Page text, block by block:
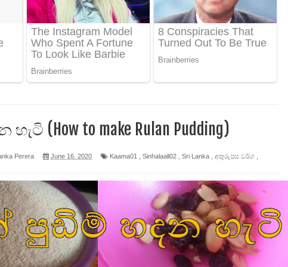
ලියන්න ගීතයේ පද පෙළ
(How to make Rulan Pudding)
Perera June 16, 2020 Kaama01 Sinhalaall02 Sri Lanka අතුරුපස වර්ග